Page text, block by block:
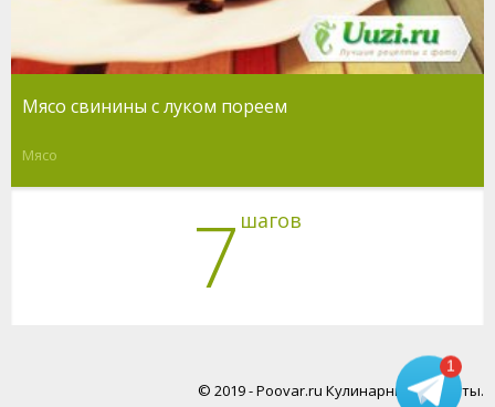
Мясо свинины с луком пореем
Мясо
7 шагов
© 2019 - Poovar.ru Кулинарные рецепты.
1